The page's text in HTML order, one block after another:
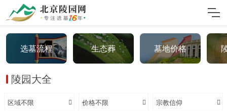
选墓流程 生态葬 墓地价格
陵园大全
区域不限 价格不限 宗教信仰